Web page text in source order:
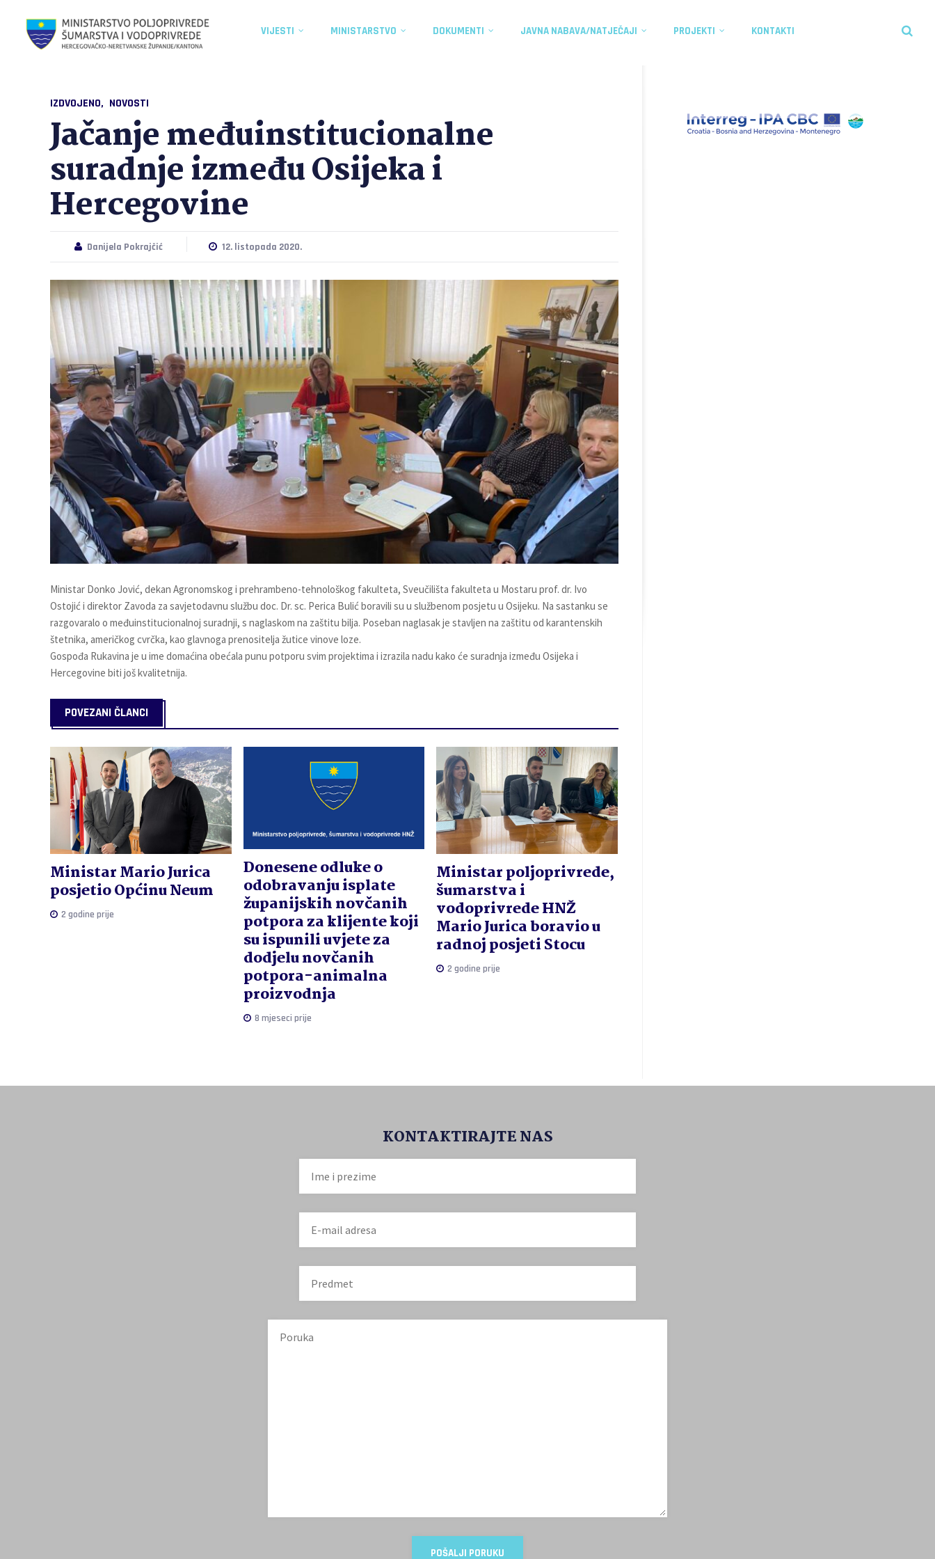
VIJESTI MINISTARSTVO DOKUMENTI JAVNA NABAVA/NATJEČAJI PROJEKTI KONTAKTI
IZDVOJENO NOVOSTI
Jačanje međuinstitucionalne
suradnje između Osijeka i
Hercegovine
Danijela Pokrajčić 12. listopada 2020.
Ministar Donko Jović, dekan Agronomskog i prehrambeno-tehnološkog fakulteta, Sveučilišta fakulteta u Mostaru prof. dr. Ivo
Ostojić i direktor Zavoda za savjetodavnu službu doc. Dr. sc. Perica Bulić boravili su u službenom posjetu u Osijeku. Na sastanku se
razgovaralo o međuinstitucionalnoj suradnji, s naglaskom na zaštitu bilja. Poseban naglasak je stavljen na zaštitu od karantenskih
štetnika, američkog cvrčka, kao glavnoga prenositelja žutice vinove loze.
Gospođa Rukavina je u ime domaćina obećala punu potporu svim projektima i izrazila nadu kako će suradnja između Osijeka i
Hercegovine biti još kvalitetnija.
POVEZANI ČLANCI
Ministar Mario Jurica
posjetio Općinu Neum
2 godine prije
Donesene odluke o
odobravanju isplate
županijskih novčanih
potpora za klijente koji
su ispunili uvjete za
dodjelu novčanih
potpora-animalna
proizvodnja
8 mjeseci prije
Ministar poljoprivrede,
šumarstva i
vodoprivrede HNŽ
Mario Jurica boravio u
radnoj posjeti Stocu
2 godine prije
KONTAKTIRAJTE NAS